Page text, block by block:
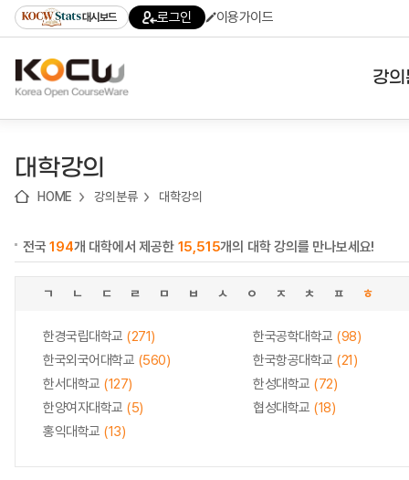
기
기
기
content)
가
대시보드 로그인 이용가이드
강
대학강의
HOME 강의분류 대학강의
전국194개 대학에서 제공한 15,515개의 대학 강의를 만나보세요!
ㄱ ㄴ ㄷ ㄹ ㅁ ㅂ ㅅ ㅇ ㅈ ㅊ ㅍ ㅎ
한경국립대학교 (271) 한국공학대학교 (98)
한국외국어대학교 (560) 한국항공대학교 (21)
한서대학교 (127) 한성대학교 (72)
한양여자대학교 (5) 협성대학교 (18)
홍익대학교 (13)